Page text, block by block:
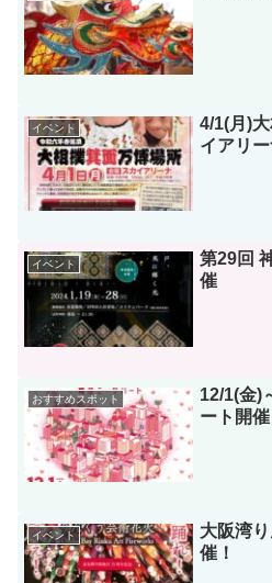
イベント
4/1(月)
イアリ
イベント
第29回
催
おすすめスポット
12/1(金)
ート開催
イベント
大阪湾
催！